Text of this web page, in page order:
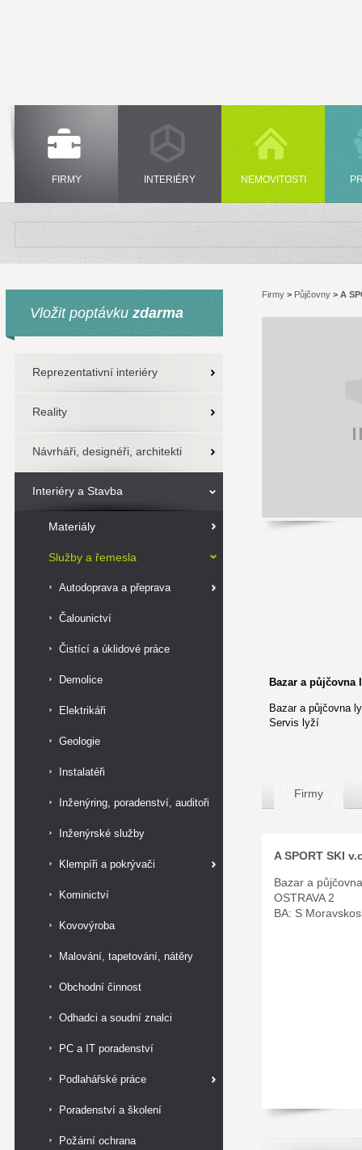
FIRMY INTERIÉRY NEMOVITOSTI
Vložit poptávku zdarma
Reprezentativní interiéry
Reality
Návrháři, designéři, architekti
Interiéry a Stavba
Materiály
Služby a řemesla
Autodoprava a přeprava
Čalounictví
Čistící a úklidové práce
Demolice
Elektrikáři
Geologie
Instalatéři
Inženýring, poradenství, auditoři
Inženýrské služby
Klempíři a pokrývači
Kominictví
Kovovýroba
Malování, tapetování, nátěry
Obchodní činnost
Odhadci a soudní znalci
PC a IT poradenství
Podlahářské práce
Poradenství a školení
Požární ochrana
Firmy > Půjčovny > A
Bazar a půjčovna
Bazar a půjčovna
Servis lyží
Firmy
A SPORT SKI
Bazar a
OSTRAVA 2
BA: S